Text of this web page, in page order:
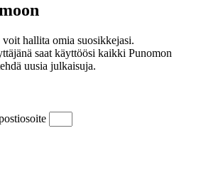
hallita omia suosikkejasi.
saat käyttöösi kaikki Punomon
uusia julkaisuja.